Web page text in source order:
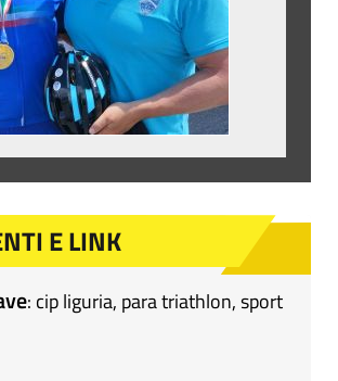
E LINK
: cip liguria, para triathlon,sport